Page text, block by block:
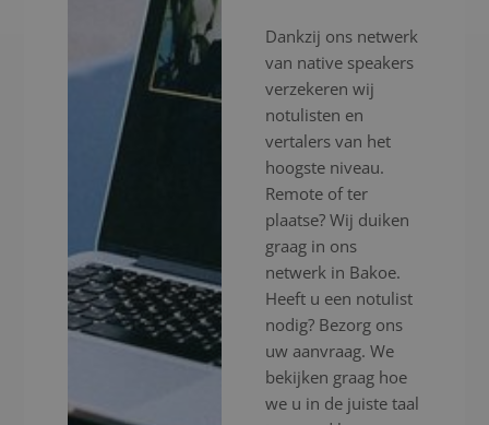
Dankzij ons netwerk
van native speakers
verzekeren wij
notulisten en
vertalers van het
hoogste niveau.
Remote of ter
plaatse? Wij duiken
graag in ons
netwerk in Bakoe.
Heeft u een notulist
nodig? Bezorg ons
uw aanvraag. We
bekijken graag hoe
we u in de juiste taal